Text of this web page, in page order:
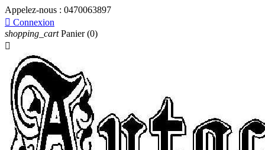
Appelez-nous : 0470063897
 Connexion
shopping_cart Panier (0)
